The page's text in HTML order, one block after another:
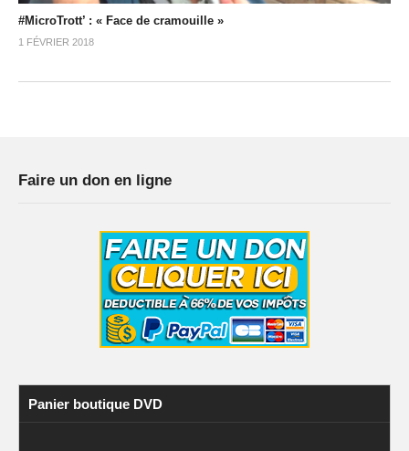
#MicroTrott’ : « Face de cramouille »
1 FÉVRIER 2018
Faire un don en ligne
Panier boutique DVD